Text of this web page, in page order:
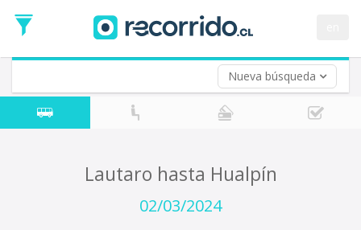
Nueva búsqueda
de
Ida
Vuelta (opcional)
Fecha
de
Lautaro hasta Hualpín
02/03/2024